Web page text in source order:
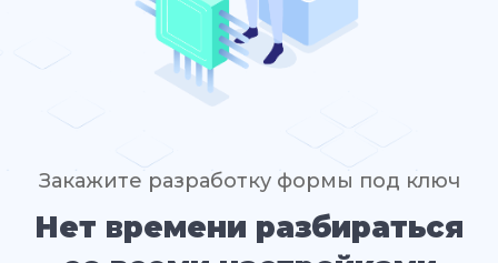
Закажите разработку формы под ключ
Нет времени разбираться